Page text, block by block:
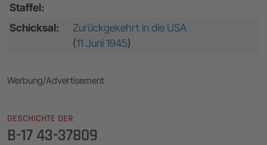
Staffel:
Schicksal:
Zurückgekehrt in die USA
(11 Juni 1945)
Werbung/Advertisement
GESCHICHTE DER
B-17 43-37809